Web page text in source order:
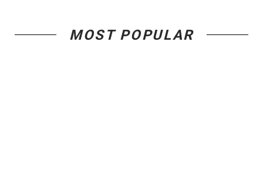
MOST POPULAR